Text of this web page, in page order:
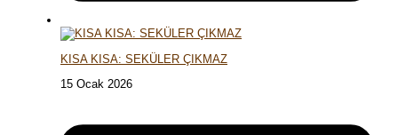
KISA KISA: SEKÜLER ÇIKMAZ
15 Ocak 2026